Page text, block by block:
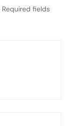
Required fields